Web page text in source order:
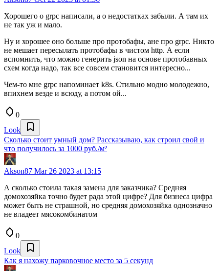
Хорошего о grpc написали, а о недостатках забыли. А там их
не так уж и мало.
Ну и хорошее оно больше про протобафы, ане про grpc. Никто
не мешает пересылать протобафы в чистом http. А если
вспомнить, что можно генерить json на основе протобавных
схем когда надо, так все совсем становится интересно...
Чем-то мне grpc напоминает k8s. Стильно модно молодежно,
впихнем везде и всюду, а потом ой...
0
Look
Сколько стоит умный дом? Рассказываю, как строил свой и
что получилось за 1000 руб./м²
Akson87 Mar 26 2023 at 13:15
А сколько стоила такая замена для заказчика? Средняя
домохозяйка точно будет рада этой цифре? Для бизнеса цифра
может быть не страшной, но средняя домохозяйка однозначно
не владеет мясокомбинатом
0
Look
Как я нахожу парковочное место за 5 секунд